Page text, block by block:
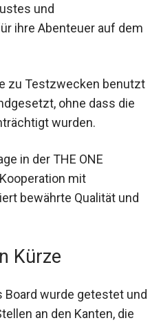
und
ihre Abenteuer auf dem
zu Testzwecken benutzt
ohne dass die
wurden.
in der THE ONE
mit
bewährte Qualität und
Kürze
Board wurde getestet und
an den Kanten, die